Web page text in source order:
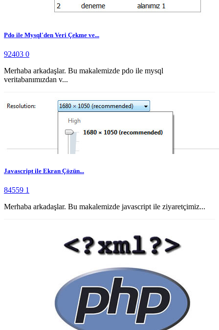
Pdo ile Mysql'den Veri Çekme ve...
92403 0
Merhaba arkadaşlar. Bu makalemizde pdo ile mysql
veritabanımızdan v...
Javascript ile Ekran Çözün...
84559 1
Merhaba arkadaşlar. Bu makalemizde javascript ile ziyaretçimiz...